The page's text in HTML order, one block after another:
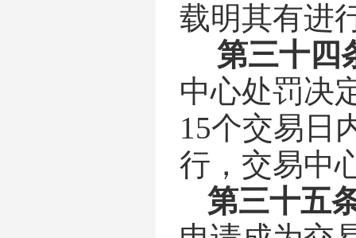
载明其有进
第三十四
中心处罚决
15个交易日
行，交易中
第三十五